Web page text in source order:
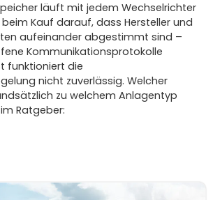
läuft mit jedem Wechselrichter
Kauf darauf, dass Hersteller und
aufeinander abgestimmt sind –
Kommunikationsprotokolle
funktioniert die
nicht zuverlässig. Welcher
zu welchem Anlagentyp
Ratgeber: